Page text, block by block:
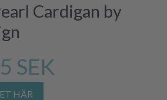
Cardigan by
SEK
HÄR